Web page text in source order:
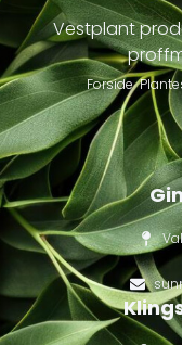
Vestplant
Forside